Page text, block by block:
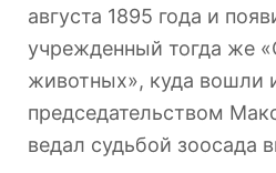
августа 1895 года и
учрежденный тогда же
животных», куда вошли
председательством
ведал судьбой зоосада